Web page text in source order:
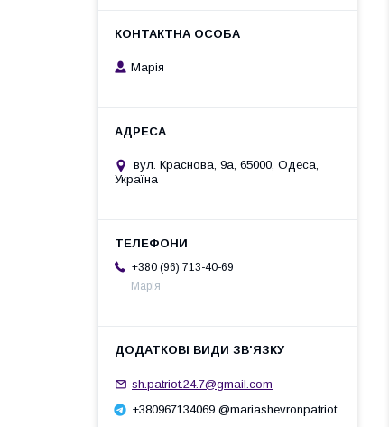
Марія
вул. Краснова, 9а, 65000, Одеса,
Україна
+380 (96) 713-40-69
Марія
sh.patriot.24.7@gmail.com
+380967134069 @mariashevronpatriot